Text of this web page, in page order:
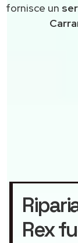
fornisce un
Rex